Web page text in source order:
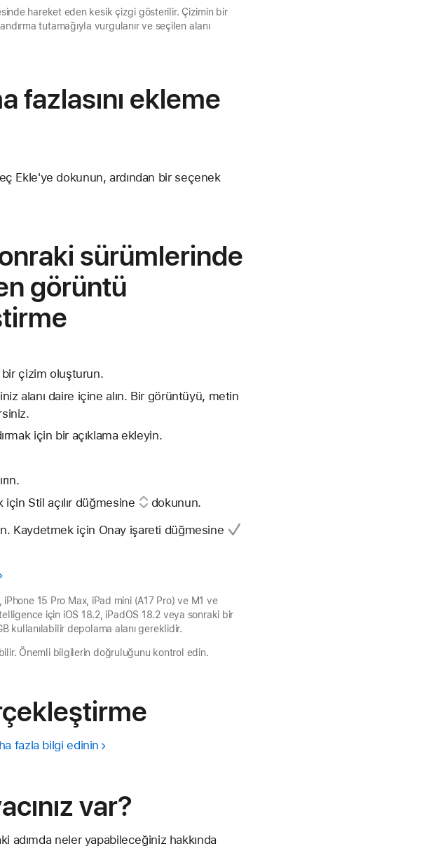
hareket eden kesik çizgi gösterilir. Çizimin bir
tutamağıyla vurgulanır ve seçilen alanı
fazlasını ekleme
Ekle'ye dokunun, ardından bir seçenek
sürümlerinde
görüntü
bir çizim oluşturun.
alanı daire içine alın. Bir görüntüyü, metin
için bir açıklama ekleyin.
için Stil açılır düğmesine
dokunun.
Kaydetmek için Onay işareti düğmesine
15 Pro Max, iPad mini (A17 Pro) ve M1 ve
için iOS 18.2, iPadOS 18.2 veya sonraki bir
kullanılabilir depolama alanı gereklidir.
Önemli bilgilerin doğruluğunu kontrol edin.
fazla bilgi edinin
var?
adımda neler yapabileceğiniz hakkında